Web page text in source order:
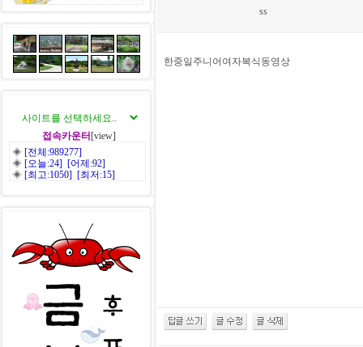
접속카운터 [view]
◈ [전체:989277]
◈ [오늘:24] [어제:92]
◈ [최고:1050] [최저:15]
ss
한중일주니어여자복식동영상